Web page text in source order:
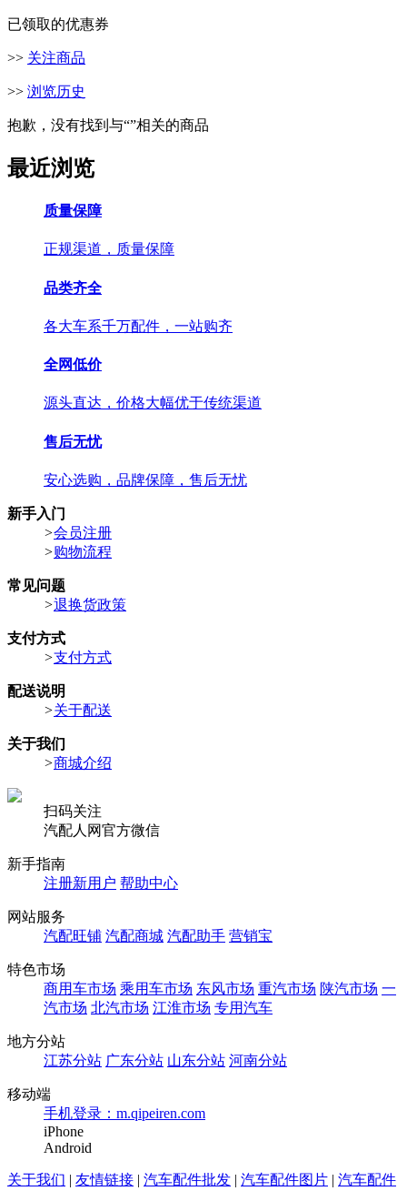
已领取的优惠券
>> 关注商品
>> 浏览历史
抱歉，没有找到与“”相关的商品
最近浏览
质量保障
正规渠道，质量保障
品类齐全
各大车系千万配件，一站购齐
全网低价
源头直达，价格大幅优于传统渠道
售后无忧
安心选购，品牌保障，售后无忧
新手入门
>会员注册
>购物流程
常见问题
>退换货政策
支付方式
>支付方式
配送说明
>关于配送
关于我们
>商城介绍
扫码关注
汽配人网官方微信
新手指南
注册新用户 帮助中心
网站服务
汽配旺铺 汽配商城 汽配助手 营销宝
特色市场
商用车市场 乘用车市场 东风市场 重汽市场 陕汽市场 一
汽市场 北汽市场 江淮市场 专用汽车
地方分站
江苏分站 广东分站 山东分站 河南分站
移动端
手机登录：m.qipeiren.com
iPhone
Android
关于我们 | 友情链接 | 汽车配件批发 | 汽车配件图片 | 汽车配件